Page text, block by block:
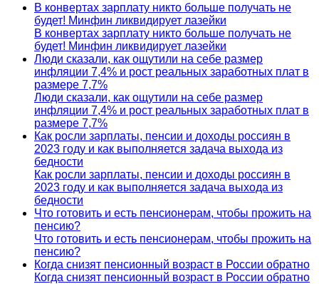
В конвертах зарплату никто больше получать не
будет! Минфин ликвидирует лазейки
В конвертах зарплату никто больше получать не
будет! Минфин ликвидирует лазейки
Люди сказали, как ощутили на себе размер
инфляции 7,4% и рост реальных заработных плат в
размере 7,7%
Люди сказали, как ощутили на себе размер
инфляции 7,4% и рост реальных заработных плат в
размере 7,7%
Как росли зарплаты, пенсии и доходы россиян в
2023 году и как выполняется задача выхода из
бедности
Как росли зарплаты, пенсии и доходы россиян в
2023 году и как выполняется задача выхода из
бедности
Что готовить и есть пенсионерам, чтобы прожить на
пенсию?
Что готовить и есть пенсионерам, чтобы прожить на
пенсию?
Когда снизят пенсионный возраст в России обратно
Когда снизят пенсионный возраст в России обратно